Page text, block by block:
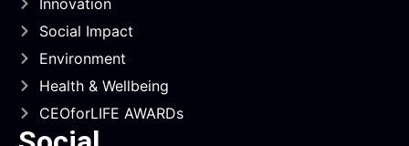
Social Impact
Environment
Health & Wellbeing
CEOforLIFE AWARDs